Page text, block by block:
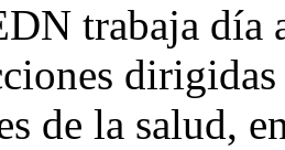
trabaja día
de la salud,